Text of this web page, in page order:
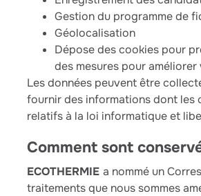
Gestion du programme de
Géolocalisation
Dépose des cookies pour
des mesures pour
Les données peuvent être
fournir des informations dont les
relatifs à la loi informatique et
Comment sont
ECOTHERMIE a nommé un
traitements que nous sommes